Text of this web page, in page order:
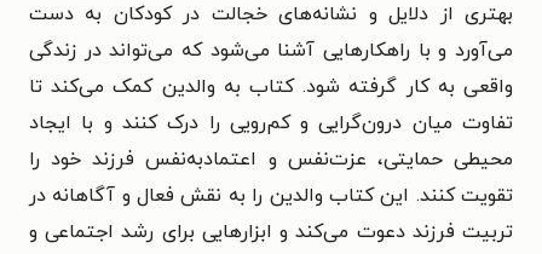
بهتری از دلایل و نشانه‌های خجالت در کودکان به دست
می‌آورد و با راهکارهایی آشنا می‌شود که می‌تواند در زندگی
واقعی به کار گرفته شود. کتاب به والدین کمک می‌کند تا
تفاوت میان درون‌گرایی و کم‌رویی را درک کنند و با ایجاد
محیطی حمایتی، عزت‌نفس و اعتمادبه‌نفس فرزند خود را
تقویت کنند. این کتاب والدین را به نقش فعال و آگاهانه در
تربیت فرزند دعوت می‌کند و ابزارهایی برای رشد اجتماعی و